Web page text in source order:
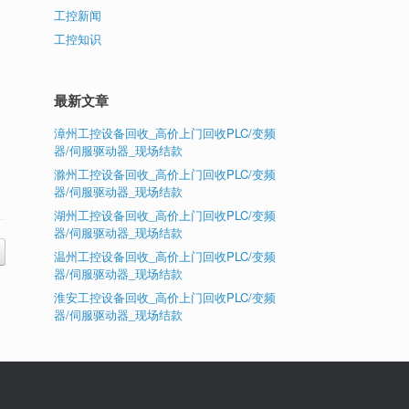
工控新闻
工控知识
最新文章
漳州工控设备回收_高价上门回收PLC/变频
器/伺服驱动器_现场结款
滁州工控设备回收_高价上门回收PLC/变频
器/伺服驱动器_现场结款
湖州工控设备回收_高价上门回收PLC/变频
器/伺服驱动器_现场结款
温州工控设备回收_高价上门回收PLC/变频
器/伺服驱动器_现场结款
淮安工控设备回收_高价上门回收PLC/变频
器/伺服驱动器_现场结款